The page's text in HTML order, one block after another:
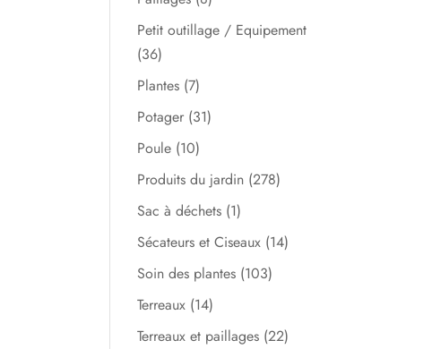
Petit outillage / Equipement
(36)
Plantes (7)
Potager (31)
Poule (10)
Produits du jardin (278)
Sac à déchets (1)
Sécateurs et Ciseaux (14)
Soin des plantes (103)
Terreaux (14)
Terreaux et paillages (22)